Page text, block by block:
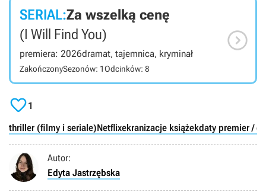
SERIAL:Za wszelką cenę
(I Will Find You)
premiera: 2026dramat, tajemnica, kryminał
ZakończonySezonów: 1Odcinków: 8

1
thriller (filmy i seriale)Netflixekranizacje książekdaty premier /
Autor:
Edyta Jastrzębska